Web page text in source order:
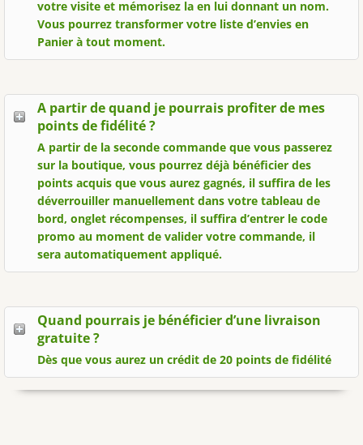
votre visite et mémorisez la en lui donnant un nom.
Vous pourrez transformer votre liste d’envies en
Panier à tout moment.
A partir de quand je pourrais profiter de mes
points de fidélité ?
A partir de la seconde commande que vous passerez
sur la boutique, vous pourrez déjà bénéficier des
points acquis que vous aurez gagnés, il suffira de les
déverrouiller manuellement dans votre tableau de
bord, onglet récompenses, il suffira d’entrer le code
promo au moment de valider votre commande, il
sera automatiquement appliqué.
Quand pourrais je bénéficier d’une livraison
gratuite ?
Dès que vous aurez un crédit de 20 points de fidélité